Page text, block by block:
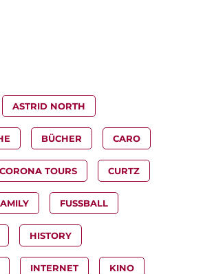
ASTRID NORTH
BÜCHER CARO
CORONA TOURS CURTZ
FUSSBALL
HISTORY
INTERNET KINO